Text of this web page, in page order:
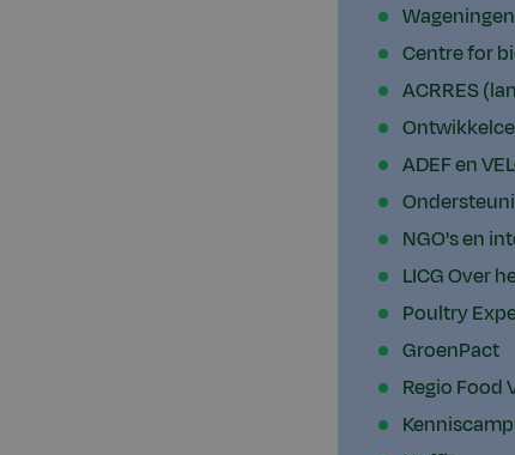
Centre for
ACRRES
ADEF en
NGO's en
LICG Over
Poultry
GroenPact
Regio Food